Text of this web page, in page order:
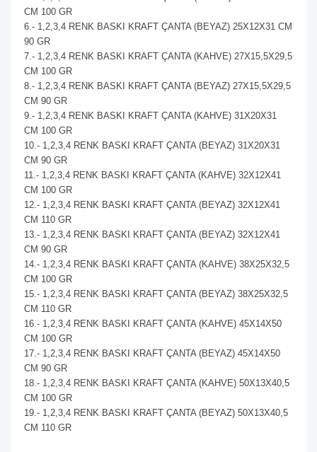
CM 100 GR
6.- 1,2,3,4 RENK BASKI KRAFT ÇANTA (BEYAZ) 25X12X31 CM
90 GR
7.- 1,2,3,4 RENK BASKI KRAFT ÇANTA (KAHVE) 27X15,5X29,5
CM 100 GR
8.- 1,2,3,4 RENK BASKI KRAFT ÇANTA (BEYAZ) 27X15,5X29,5
CM 90 GR
9.- 1,2,3,4 RENK BASKI KRAFT ÇANTA (KAHVE) 31X20X31
CM 100 GR
10.- 1,2,3,4 RENK BASKI KRAFT ÇANTA (BEYAZ) 31X20X31
CM 90 GR
11.- 1,2,3,4 RENK BASKI KRAFT ÇANTA (KAHVE) 32X12X41
CM 100 GR
12.- 1,2,3,4 RENK BASKI KRAFT ÇANTA (BEYAZ) 32X12X41
CM 110 GR
13.- 1,2,3,4 RENK BASKI KRAFT ÇANTA (BEYAZ) 32X12X41
CM 90 GR
14.- 1,2,3,4 RENK BASKI KRAFT ÇANTA (KAHVE) 38X25X32,5
CM 100 GR
15.- 1,2,3,4 RENK BASKI KRAFT ÇANTA (BEYAZ) 38X25X32,5
CM 110 GR
16.- 1,2,3,4 RENK BASKI KRAFT ÇANTA (KAHVE) 45X14X50
CM 100 GR
17.- 1,2,3,4 RENK BASKI KRAFT ÇANTA (BEYAZ) 45X14X50
CM 90 GR
18.- 1,2,3,4 RENK BASKI KRAFT ÇANTA (KAHVE) 50X13X40,5
CM 100 GR
19.- 1,2,3,4 RENK BASKI KRAFT ÇANTA (BEYAZ) 50X13X40,5
CM 110 GR